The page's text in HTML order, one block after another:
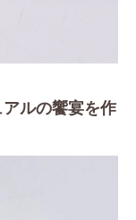
ルの饗宴を作